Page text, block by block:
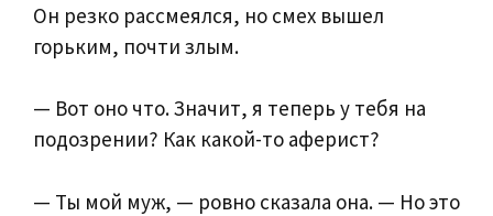
Он резко рассмеялся, но смех вышел
горьким, почти злым.
— Вот оно что. Значит, я теперь у тебя на
подозрении? Как какой-то аферист?
— Ты мой муж, — ровно сказала она. — Но это